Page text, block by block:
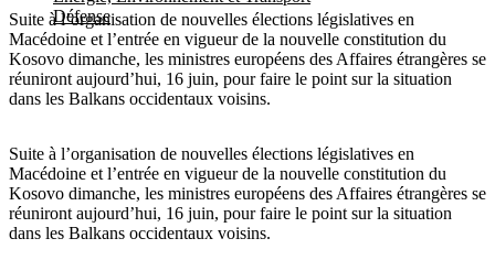
Défense
Suite à l’organisation de nouvelles élections législatives en
Macédoine et l’entrée en vigueur de la nouvelle constitution du
Kosovo dimanche, les ministres européens des Affaires étrangères se
réuniront aujourd’hui, 16 juin, pour faire le point sur la situation
dans les Balkans occidentaux voisins.
Suite à l’organisation de nouvelles élections législatives en
Macédoine et l’entrée en vigueur de la nouvelle constitution du
Kosovo dimanche, les ministres européens des Affaires étrangères se
réuniront aujourd’hui, 16 juin, pour faire le point sur la situation
dans les Balkans occidentaux voisins.